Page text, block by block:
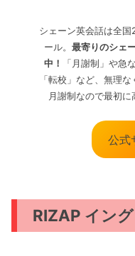
シェーン英会話は全
ール。 最寄りのシェ
中！
「月謝制」や急
「転校」など、無理
月謝制なので最初に
公式
RIZAP イン